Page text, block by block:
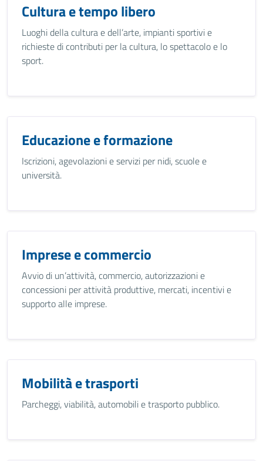
Cultura e tempo libero
Luoghi della cultura e dell’arte, impianti sportivi e
richieste di contributi per la cultura, lo spettacolo e lo
sport.
Educazione e formazione
Iscrizioni, agevolazioni e servizi per nidi, scuole e
università.
Imprese e commercio
Avvio di un’attività, commercio, autorizzazioni e
concessioni per attività produttive, mercati, incentivi e
supporto alle imprese.
Mobilità e trasporti
Parcheggi, viabilità, automobili e trasporto pubblico.